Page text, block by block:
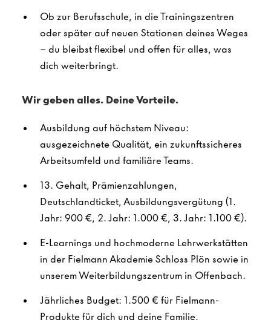
Ob zur Berufsschule, in die Trainingszentren
oder später auf neuen Stationen deines Weges
– du bleibst flexibel und offen für alles, was
dich weiterbringt.
Wir geben alles. Deine Vorteile.
Ausbildung auf höchstem Niveau:
ausgezeichnete Qualität, ein zukunftssicheres
Arbeitsumfeld und familiäre Teams.
13. Gehalt, Prämienzahlungen,
Deutschlandticket, Ausbildungsvergütung (1.
Jahr: 900 €, 2. Jahr: 1.000 €, 3. Jahr: 1.100 €).
E-Learnings und hochmoderne Lehrwerkstätten
in der Fielmann Akademie Schloss Plön sowie in
unserem Weiterbildungszentrum in Offenbach.
Jährliches Budget: 1.500 € für Fielmann-
Produkte für dich und deine Familie.